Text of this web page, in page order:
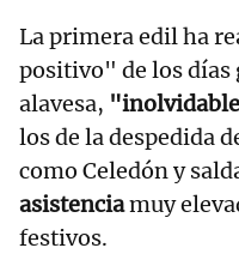
La primera edil ha
positivo" de los días
alavesa,
los de la despedida
como Celedón y
asistenciamuy
festivos.